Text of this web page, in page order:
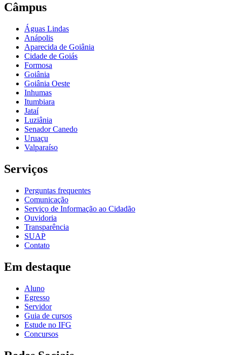
Câmpus
Águas Lindas
Anápolis
Aparecida de Goiânia
Cidade de Goiás
Formosa
Goiânia
Goiânia Oeste
Inhumas
Itumbiara
Jataí
Luziânia
Senador Canedo
Uruaçu
Valparaíso
Serviços
Perguntas frequentes
Comunicação
Serviço de Informação ao Cidadão
Ouvidoria
Transparência
SUAP
Contato
Em destaque
Aluno
Egresso
Servidor
Guia de cursos
Estude no IFG
Concursos